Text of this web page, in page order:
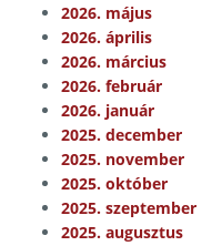
2026. május
2026. április
2026. március
2026. február
2026. január
2025. december
2025. november
2025. október
2025. szeptember
2025. augusztus